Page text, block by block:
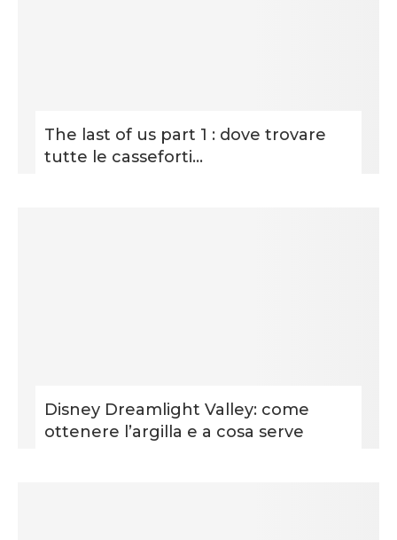
The last of us part 1 : dove trovare
tutte le casseforti...
Disney Dreamlight Valley: come
ottenere l’argilla e a cosa serve